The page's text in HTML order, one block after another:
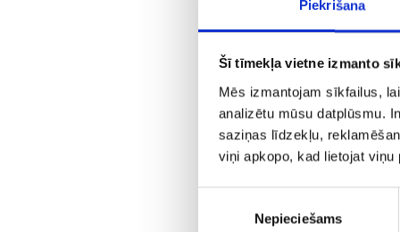
Piekrišana
Šī tīmekļa vietne izmanto
Mēs izmantojam sīkfailus,
analizētu mūsu datplūsmu.
saziņas līdzekļu,
viņi apkopo, kad lietojat viņu
Nepieciešams